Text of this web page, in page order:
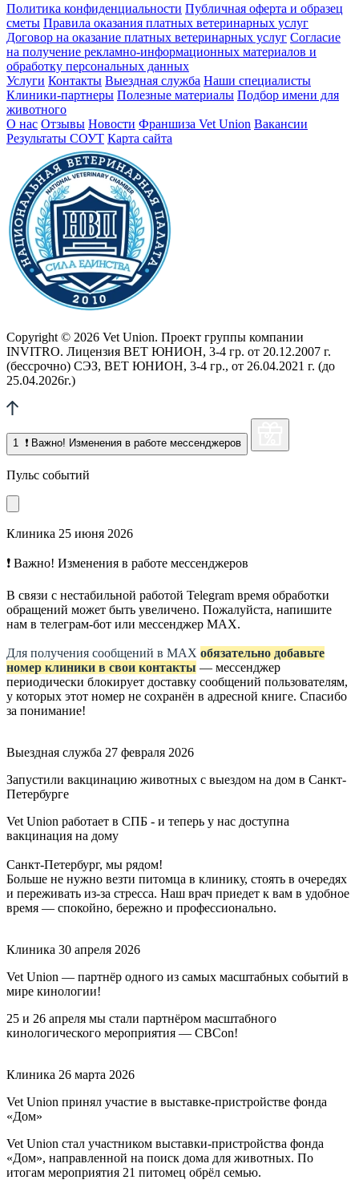
Политика конфиденциальности Публичная оферта и образец
сметы Правила оказания платных ветеринарных услуг
Договор на оказание платных ветеринарных услуг Cогласие
на получение рекламно-информационных материалов и
обработку персональных данных
Услуги Контакты Выездная служба Наши специалисты
Клиники-партнеры Полезные материалы Подбор имени для
животного
О нас Отзывы Новости Франшиза Vet Union Вакансии
Результаты СОУТ Карта сайта
Copyright © 2026 Vet Union. Проект группы компании
INVITRO. Лицензия ВЕТ ЮНИОН, 3-4 гр. от 20.12.2007 г.
(бессрочно) СЭЗ, ВЕТ ЮНИОН, 3-4 гр., от 26.04.2021 г. (до
25.04.2026г.)
1 ❗ Важно! Изменения в работе мессенджеров
Пульс событий
Клиника 25 июня 2026
❗ Важно! Изменения в работе мессенджеров
В связи с нестабильной работой Telegram время обработки
обращений может быть увеличено. Пожалуйста, напишите
нам в телеграм-бот или мессенджер МАХ.
Для получения сообщений в МАХ обязательно добавьте
номер клиники в свои контакты — мессенджер
периодически блокирует доставку сообщений пользователям,
у которых этот номер не сохранён в адресной книге. Спасибо
за понимание!
Выездная служба 27 февраля 2026
Запустили вакцинацию животных с выездом на дом в Санкт-
Петербурге
Vet Union работает в СПБ - и теперь у нас доступна
вакцинация на дому
Санкт-Петербург, мы рядом!
Больше не нужно везти питомца в клинику, стоять в очередях
и переживать из-за стресса. Наш врач приедет к вам в удобное
время — спокойно, бережно и профессионально.
Клиника 30 апреля 2026
Vet Union — партнёр одного из самых масштабных событий в
мире кинологии!
25 и 26 апреля мы стали партнёром масштабного
кинологического мероприятия — CBCon!
Клиника 26 марта 2026
Vet Union принял участие в выставке-пристройстве фонда
«Дом»
Vet Union стал участником выставки-пристройства фонда
«Дом», направленной на поиск дома для животных. По
итогам мероприятия 21 питомец обрёл семью.